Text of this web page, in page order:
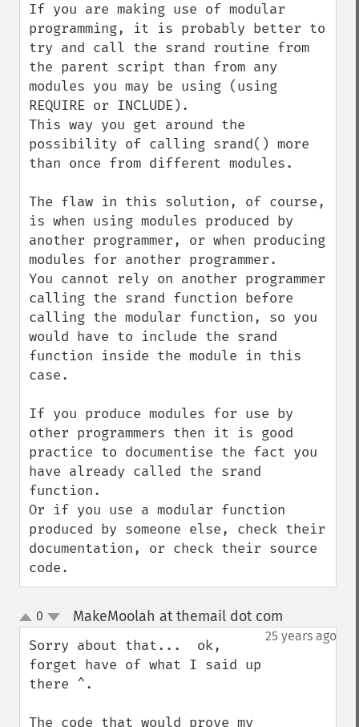
If you are making use of modular
programming, it is probably better to
try and call the srand routine from
the parent script than from any
modules you may be using (using
REQUIRE or INCLUDE).
This way you get around the
possibility of calling srand() more
than once from different modules.
The flaw in this solution, of course,
is when using modules produced by
another programmer, or when producing
modules for another programmer.
You cannot rely on another programmer
calling the srand function before
calling the modular function, so you
would have to include the srand
function inside the module in this
case.
If you produce modules for use by
other programmers then it is good
practice to documentise the fact you
have already called the srand
function.
Or if you use a modular function
produced by someone else, check their
documentation, or check their source
code.
up
down
0 MakeMoolah at themail dot com
25 years ago
Sorry about that...  ok,
forget have of what I said up
there ^.
The code that would prove my